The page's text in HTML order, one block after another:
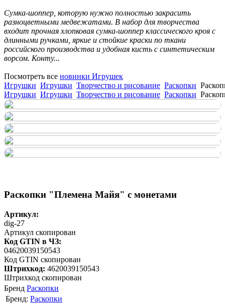
Сумка-шоппер, которую нужно полностью закрасить
разноцветными медвежатами. В набор для творчества
входит прочная хлопковая сумка-шоппер классического кроя с
длинными ручками, яркие и стойкие краски по ткани
российского производства и удобная кисть с синтетическим
ворсом. Конту...
Посмотреть все новинки Игрушек
Игрушки Игрушки Творчество и рисование Раскопки
Игрушки Игрушки Творчество и рисование Раскопки
Раскопки "Племена Майя" с монетами
Артикул:
dig-27
Артикул скопирован
Код GTIN в ЧЗ:
04620039150543
Код GTIN скопирован
Штрихкод: 4620039150543
Штрихкод скопирован
Бренд Раскопки
Бренд: Раскопки